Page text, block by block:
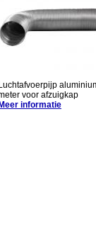
Luchtafvoerpijp
voor afzuigkap
Meer informatie